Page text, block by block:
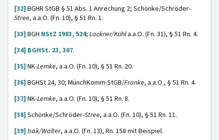
[32] BGHR StGB § 51 Abs. 1 Anrechung 2; Schönke/Schröder-
Stree, a.a.O. (Fn. 10), § 51 Rn. 1.
[33] BGH NStZ 1983, 524; Lackner/Kühla.a.O. (Fn. 31), § 51 Rn. 4.
[34] BGHSt. 23, 307.
[35] NK-Lemke, a.a.O. (Fn. 10), § 51 Rn. 20.
[36] BGHSt 24, 30; MünchKomm-StGB/Franke, a.a.O., § 51 Rn. 4.
[37] NK-Lemke, a.a.O. (Fn. 10), § 51 Rn. 8.
[38] Schönke/Schröder-Stree, a.a.O. (Fn. 10), § 51 Rn. 11.
[39] Isak/Walter, a.a.O. (Fn. 13), Rn. 158 mit Beispiel.